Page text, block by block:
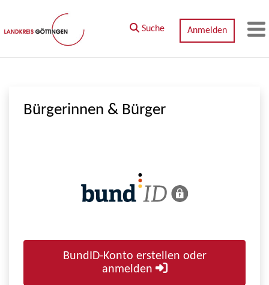
Zum Hauptinhalt springen
Suche Anmelden
Bürgerinnen & Bürger
BundID-Konto erstellen oder
anmelden